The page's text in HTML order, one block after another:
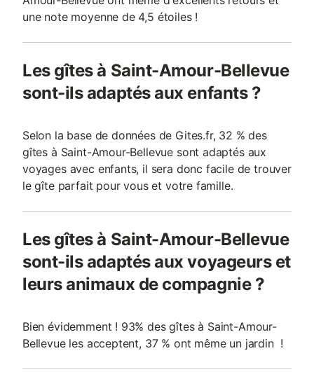
une note moyenne de 4,5 étoiles !
Les gîtes à Saint-Amour-Bellevue
sont-ils adaptés aux enfants ?
Selon la base de données de Gites.fr, 32 % des
gîtes à Saint-Amour-Bellevue sont adaptés aux
voyages avec enfants, il sera donc facile de trouver
le gîte parfait pour vous et votre famille.
Les gîtes à Saint-Amour-Bellevue
sont-ils adaptés aux voyageurs et
leurs animaux de compagnie ?
Bien évidemment ! 93% des gîtes à Saint-Amour-
Bellevue les acceptent, 37 % ont même un jardin !